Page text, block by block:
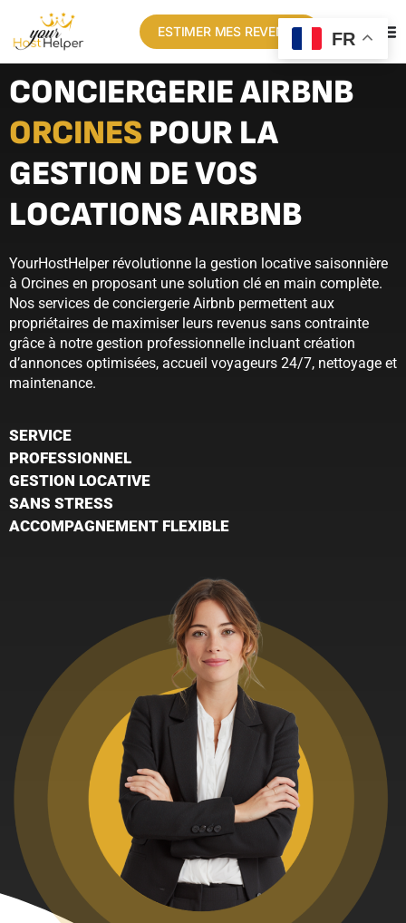
ESTIMER MES REVENUS
CONCIERGERIE AIRBNB
ORCINES POUR LA
GESTION DE VOS
LOCATIONS AIRBNB
YourHostHelper révolutionne la gestion locative saisonnière
à Orcines en proposant une solution clé en main complète.
Nos services de conciergerie Airbnb permettent aux
propriétaires de maximiser leurs revenus sans contrainte
grâce à notre gestion professionnelle incluant création
d’annonces optimisées, accueil voyageurs 24/7, nettoyage et
maintenance.
SERVICE
PROFESSIONNEL
GESTION LOCATIVE
SANS STRESS
ACCOMPAGNEMENT FLEXIBLE
FR